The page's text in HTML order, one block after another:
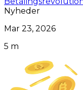
Nyheder
Mar 23, 2026
5 m